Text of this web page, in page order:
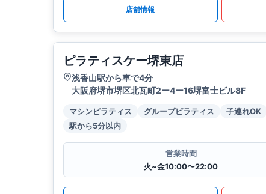
店舗情報
ピラティスケー堺東店
浅香山駅から車で4分
大阪府堺市堺区北瓦町2ー4ー16堺富士ビル8F
マシンピラティス グループピラティス 子連れOK
駅から5分以内
営業時間
火~金10:00〜22:00